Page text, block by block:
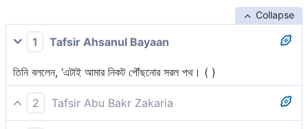
Collapse
1 Tafsir Ahsanul Bayaan
তিনি বললেন, ‘এটাই আমার নিকট পৌঁছনোর সরল পথ। ( )
2 Tafsir Abu Bakr Zakaria